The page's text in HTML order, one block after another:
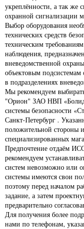
укреплённости, а так же
охранной сигнализации
Выбор оборудования
технических средств
техническим
наблюдения,
вневедомственной
объектовым
в подразделениях
Мы рекомендуем
"Орион" ЗАО НВП
системы безопасности
Санкт-Петербург .
положительной стороны
специализированных
Предпочтение отдаём
рекомендуем
систем невозможно или
системы имеются свои
поэтому перед началом
задание, а затем
предварительно
Для получения более
нами по телефонам,